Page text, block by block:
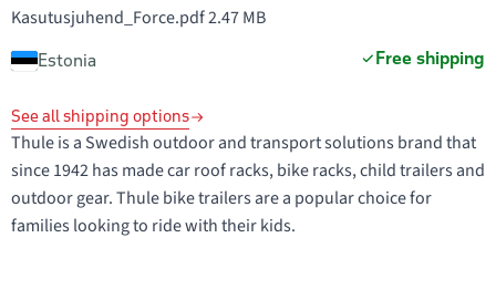
Kasutusjuhend_Force.pdf2.47 MB
Estonia Free shipping
See all shipping options
Thule is a Swedish outdoor and transport solutions brand that
since 1942 has made car roof racks, bike racks, child trailers and
outdoor gear. Thule bike trailers are a popular choice for
families looking to ride with their kids.